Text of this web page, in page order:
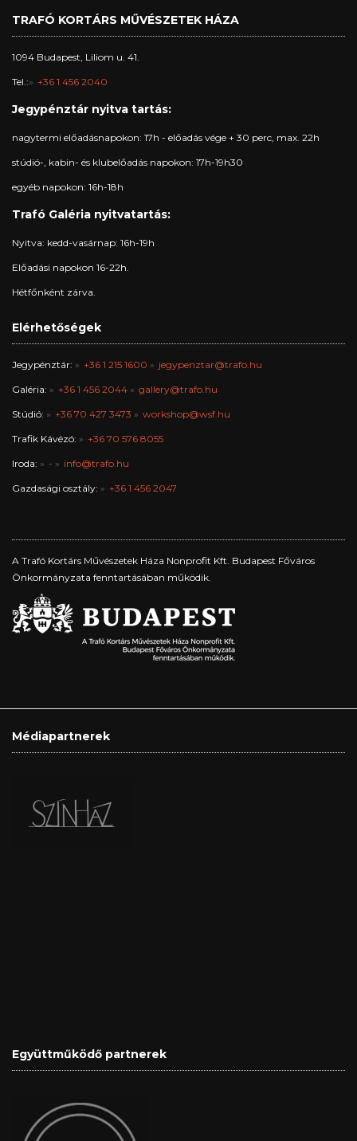
TRAFÓ KORTÁRS MŰVÉSZETEK HÁZA
1094 Budapest, Liliom u. 41.
Tel.: +36 1 456 2040
Jegypénztár nyitva tartás:
nagytermi előadásnapokon: 17h - előadás vége + 30 perc, max. 22h
stúdió-, kabin- és klubelőadás napokon: 17h-19h30
egyéb napokon: 16h-18h
Trafó Galéria nyitvatartás:
Nyitva: kedd-vasárnap: 16h-19h
Előadási napokon 16-22h.
Hétfőnként zárva.
Elérhetőségek
Jegypénztár: +36 1 215 1600 jegypenztar@trafo.hu
Galéria: +36 1 456 2044 gallery@trafo.hu
Stúdió: +36 70 427 3473 workshop@wsf.hu
Trafik Kávézó: +36 70 576 8055
Iroda: - info@trafo.hu
Gazdasági osztály: +36 1 456 2047
A Trafó Kortárs Művészetek Háza Nonprofit Kft. Budapest Főváros
Önkormányzata fenntartásában működik.
Médiapartnerek
Együttműködő partnerek